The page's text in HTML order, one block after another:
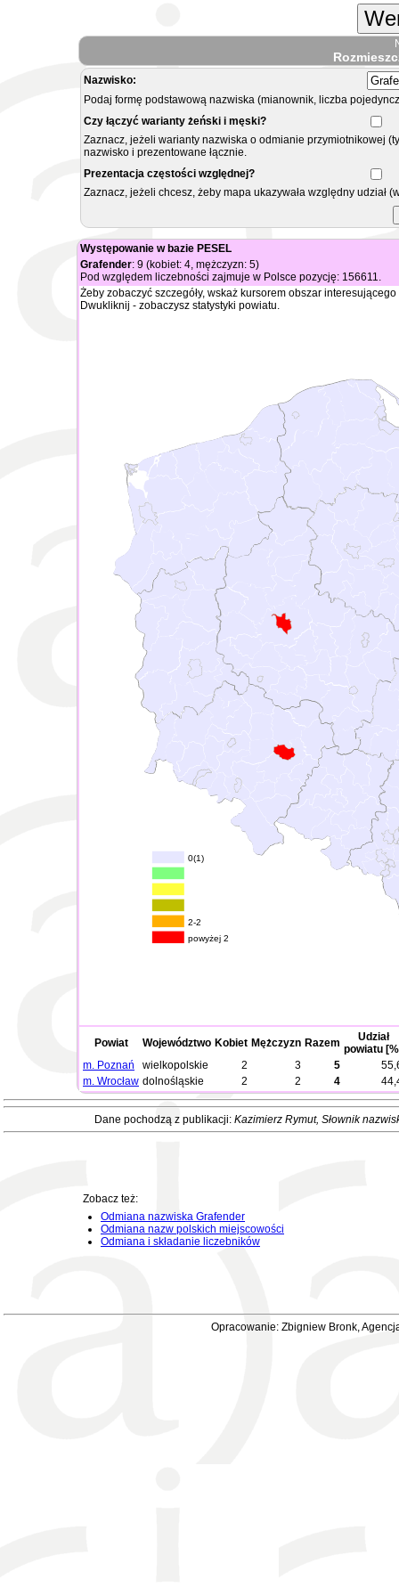
Nazwisko:
Podaj formę podstawową nazwiska (mianownik, liczba
Czy łączyć warianty żeński i męski?
Zaznacz, jeżeli warianty nazwiska o odmianie przymiotnikowej
nazwisko i prezentowane łącznie.
Prezentacja częstości względnej?
Zaznacz, jeżeli chcesz, żeby mapa ukazywała względny
Występowanie w bazie PESEL
Grafender: 9 (kobiet: 4, mężczyzn: 5)
Pod względem liczebności zajmuje w Polsce pozycję: 156611.
Żeby zobaczyć szczegóły, wskaż kursorem obszar
Dwukliknij - zobaczysz statystyki powiatu.
0(1)
2-2
powyżej 2
Powiat Województwo Kobiet Mężczyzn Razem
Udział
powiatu
m. Poznań
wielkopolskie 2 3 5
m. Wrocław dolnośląskie 2 2 4
Dane pochodzą z publikacji: Kazimierz Rymut, Słownik
Zobacz też:
Odmiana nazwiska Grafender
Odmiana nazw polskich miejscowości
Odmiana i składanie liczebników
Opracowanie: Zbigniew Bronk,